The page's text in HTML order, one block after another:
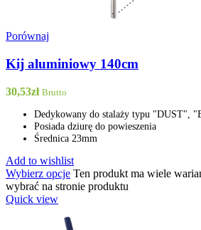
Porównaj
Kij aluminiowy 140cm
30,53zł Brutto
Dedykowany do stalaży typu "DUST",
Posiada dziurę do powieszenia
Średnica 23mm
Add to wishlist
Wybierz opcje Ten produkt ma wiele
wybrać na stronie produktu
Quick view